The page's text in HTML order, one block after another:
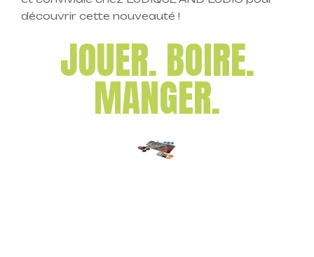
découvrir cette nouveauté !
JOUER. BOIRE.
MANGER.